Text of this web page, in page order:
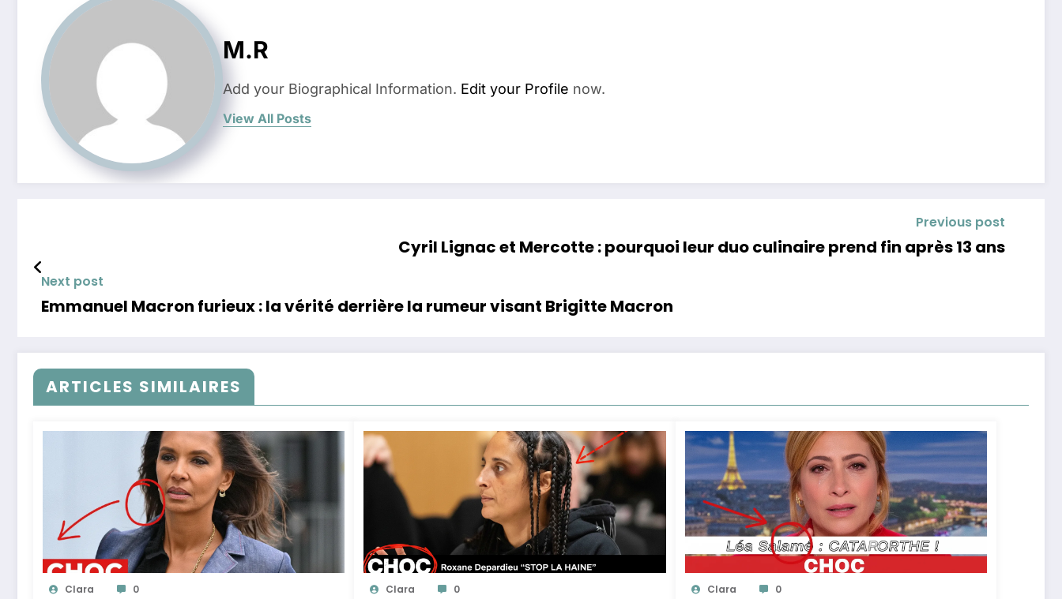
M.R
Add your Biographical Information. Edit your Profile now.
View All Posts
Previous post
Cyril Lignac et Mercotte : pourquoi leur duo culinaire prend fin après 13 ans
Next post
Emmanuel Macron furieux : la vérité derrière la rumeur visant Brigitte Macron
ARTICLES SIMILAIRES
Clara 0 Clara 0 Clara 0